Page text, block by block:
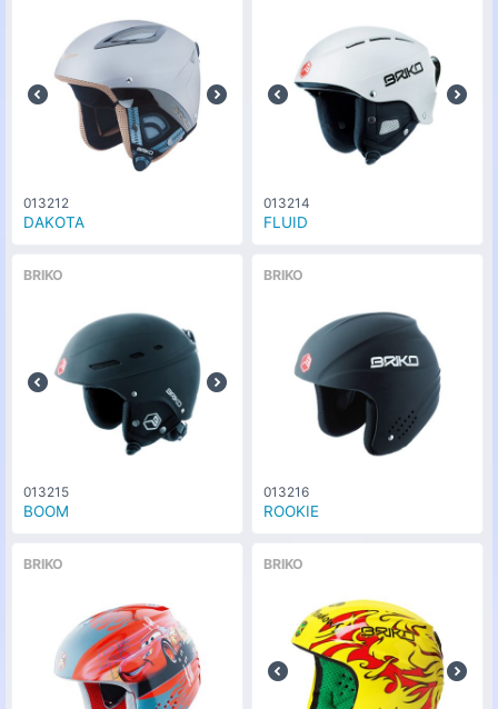
013212
DAKOTA
013214
FLUID
BRIKO
013215
BOOM
BRIKO
013216
ROOKIE
BRIKO BRIKO